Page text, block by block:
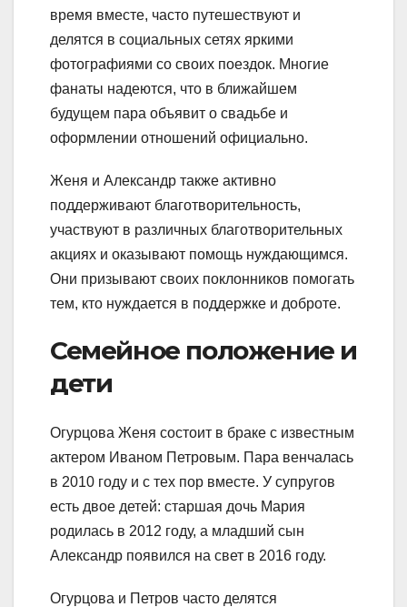
время вместе, часто путешествуют и
делятся в социальных сетях яркими
фотографиями со своих поездок. Многие
фанаты надеются, что в ближайшем
будущем пара объявит о свадьбе и
оформлении отношений официально.
Женя и Александр также активно
поддерживают благотворительность,
участвуют в различных благотворительных
акциях и оказывают помощь нуждающимся.
Они призывают своих поклонников помогать
тем, кто нуждается в поддержке и доброте.
Семейное положение и
дети
Огурцова Женя состоит в браке с известным
актером Иваном Петровым. Пара венчалась
в 2010 году и с тех пор вместе. У супругов
есть двое детей: старшая дочь Мария
родилась в 2012 году, а младший сын
Александр появился на свет в 2016 году.
Огурцова и Петров часто делятся